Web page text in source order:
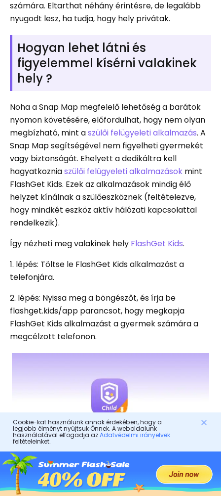
számára. Eltarthat néhány érintésre, de legalább
nyugodt lesz, ha tudja, hogy hely privátak.
Hogyan lehet látni és
figyelemmel kísérni valakinek
hely ?
Noha a Snap Map megfelelő lehetőség a barátok
nyomon követésére, előfordulhat, hogy nem olyan
megbízható, mint aszülői felügyeleti alkalmazás. A
Snap Map segítségével nem figyelheti gyermekét
vagy biztonságát. Ehelyett a dedikáltra kell
hagyatkozniaszülői felügyeleti alkalmazások mint
FlashGet Kids. Ezek az alkalmazások mindig élő
helyzet kínálnak a szülőeszköznek (feltételezve,
hogy mindkét eszköz aktív hálózati kapcsolattal
rendelkezik).
Így nézheti meg valakinek hely FlashGet Kids.
1. lépés: Töltse le FlashGet Kids alkalmazást a
telefonjára.
2. lépés: Nyissa meg a böngészőt, és írja be
flashget.kids/app parancsot, hogy megkapja
FlashGet Kids alkalmazást a gyermek számára a
megcélzott telefonon.
Cookie-kat használunk annak érdekében, hogy a
legjobb élményt nyújtsuk Önnek. A weboldalunk
használatával elfogadja azAdatvédelmi irányelvek
feltételeinket.